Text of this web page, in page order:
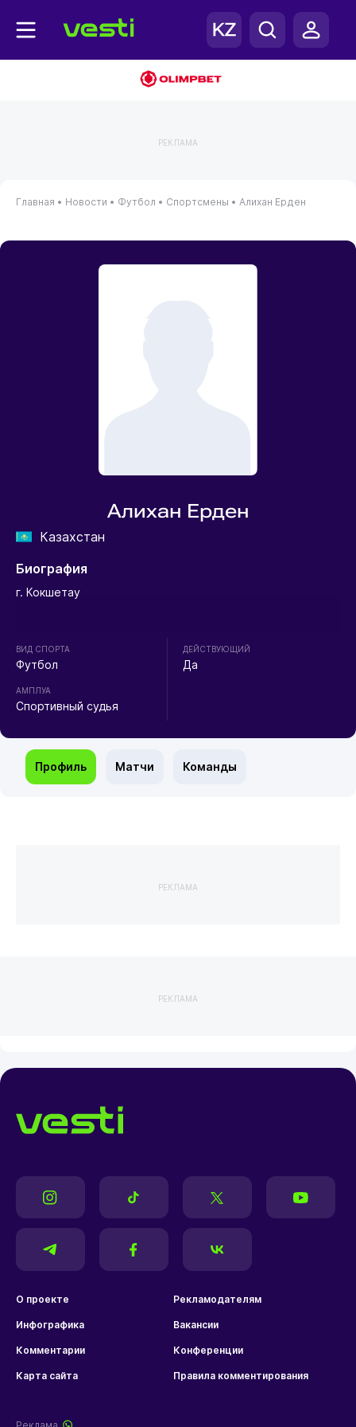
РЕКЛАМА
Главная • Новости • Футбол • Спортсмены • Алихан Ерден
Алихан Ерден
Казахстан
Биография
г. Кокшетау
ВИД СПОРТА
Футбол
АМПЛУА
Спортивный судья
ДЕЙСТВУЮЩИЙ
Да
Профиль Матчи Команды
РЕКЛАМА
РЕКЛАМА
О проекте Рекламодателям
Инфографика Вакансии
Комментарии Конференции
Карта сайта Правила комментирования